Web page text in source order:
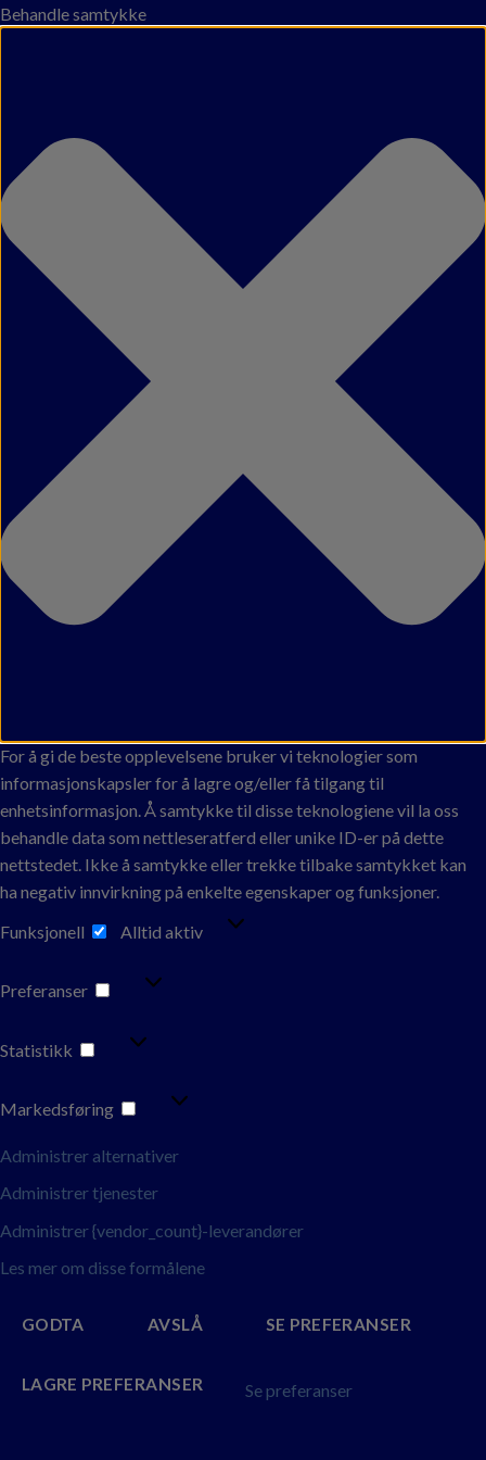
Behandle samtykke
For å gi de beste opplevelsene bruker vi teknologier som
informasjonskapsler for å lagre og/eller få tilgang til
enhetsinformasjon. Å samtykke til disse teknologiene vil la oss
behandle data som nettleseratferd eller unike ID-er på dette
nettstedet. Ikke å samtykke eller trekke tilbake samtykket kan
ha negativ innvirkning på enkelte egenskaper og funksjoner.
Funksjonell
FUNKSJONELL
Alltid aktiv
Preferanser
PREFERANSER
Statistikk
STATISTIKK
Markedsføring
MARKEDSFØRING
Administrer alternativer
Administrer tjenester
Administrer {vendor_count}-leverandører
Les mer om disse formålene
GODTA AVSLÅ SE PREFERANSER
LAGRE PREFERANSER Se preferanser